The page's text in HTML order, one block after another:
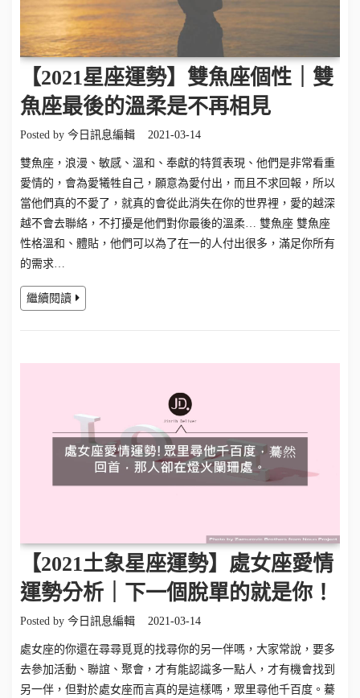
【2021星座運勢】雙魚座個性｜雙
魚座最後的溫柔是不再相見
Posted by 今日訊息編輯 2021-03-14
雙魚座，浪漫、敏感、溫和、奉獻的特質表現、他們是非常看重
愛情的，會為愛犧牲自己，願意為愛付出，而且不求回報，所以
當他們真的不愛了，就真的會從此消失在你的世界裡，愛的越深
越不會去聯絡，不打擾是他們對你最後的溫柔… 雙魚座 雙魚座
性格溫和、體貼，他們可以為了在一的人付出很多，滿足你所有
的需求…
繼續閱讀
【2021土象星座運勢】處女座愛情
運勢分析｜下一個脫單的就是你！
Posted by 今日訊息編輯 2021-03-14
處女座的你還在尋尋覓覓的找尋你的另一伴嗎，大家常說，要多
去參加活動、聯誼、聚會，才有能認識多一點人，才有機會找到
另一伴，但對於處女座而言真的是這樣嗎，眾里尋他千百度。驀